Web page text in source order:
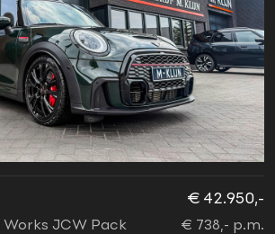
JCW Pack
€ 42.950,-
€ 738,- p.m.